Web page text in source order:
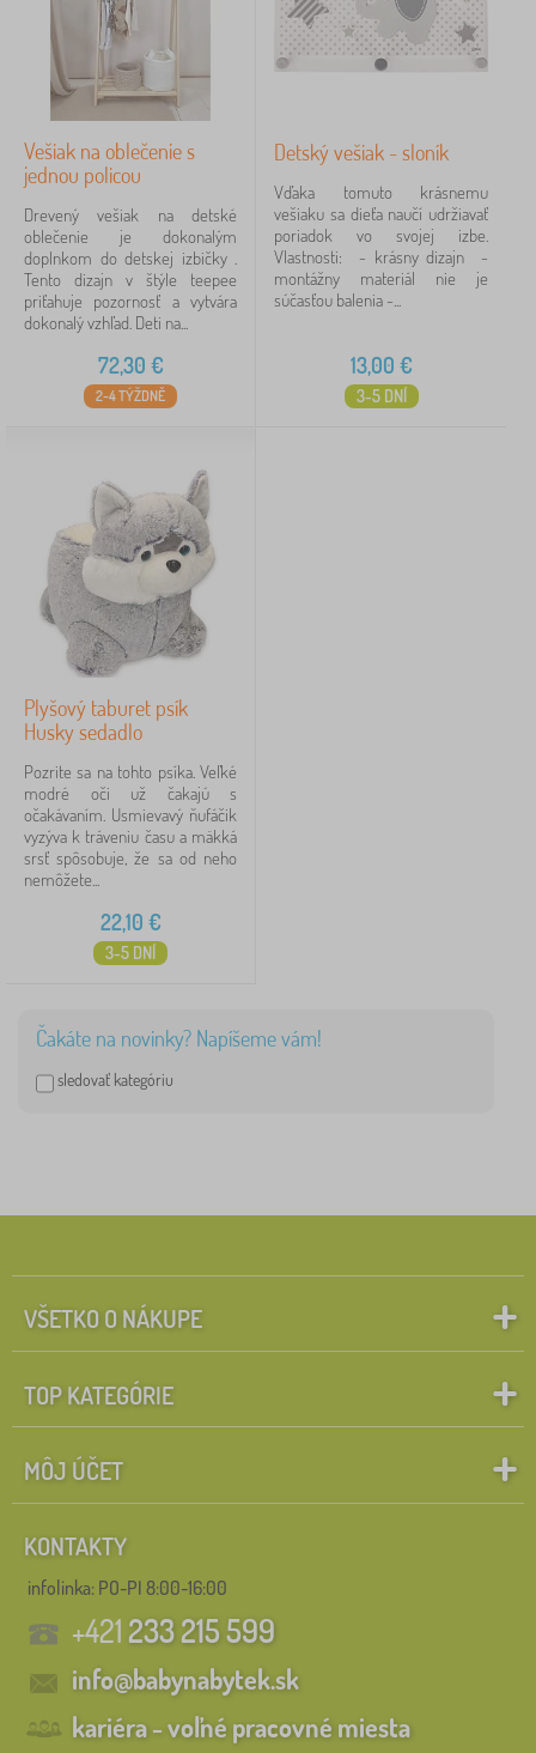
Typ ponuky
Štítky
Zrušiť FILTROVANIE
Vešiak na oblečenie s
jednou policou
Drevený vešiak na detské
oblečenie je dokonalým
doplnkom do detskej izbičky .
Tento dizajn v štýle teepee
priťahuje pozornosť a vytvára
dokonalý vzhľad. Deti na...
72,30 €
2-4 TÝŽDNĚ
Detský vešiak - sloník
Vďaka tomuto krásnemu
vešiaku sa dieťa naučí udržiavať
poriadok vo svojej izbe.
Vlastnosti: - krásny dizajn -
montážny materiál nie je
súčasťou balenia -...
13,00 €
3-5 DNÍ
Plyšový taburet psík
Husky sedadlo
Pozrite sa na tohto psíka. Veľké
modré oči už čakajú s
očakávaním. Usmievavý ňufáčik
vyzýva k tráveniu času a mäkká
srsť spôsobuje, že sa od neho
nemôžete...
22,10 €
3-5 DNÍ
Čakáte na novinky? Napíšeme vám!
sledovať kategóriu
VŠETKO O NÁKUPE
TOP KATEGÓRIE
MÔJ ÚČET
KONTAKTY
infolinka: PO-PI 8:00-16:00
+421233 215 599
info@babynabytek.sk
kariéra - voľné pracovné miesta